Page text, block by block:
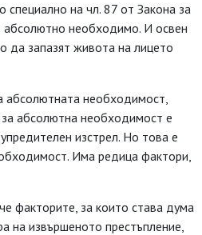
на чл. 87 от Закона за
абсолютно необходимо. И освен
да запазят живота на лицето
абсолютната необходимост,
за абсолютна необходимост е
изстрел. Но това е
Има редица фактори,
факторите, за които става дума
на извършеното престъпление,